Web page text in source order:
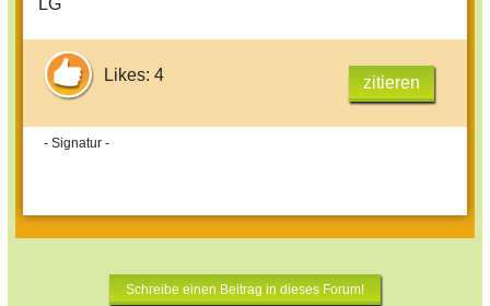
Likes: 4 zitieren
- Signatur -
Schreibe einen Beitrag in dieses Forum!